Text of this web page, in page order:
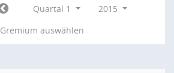
Quartal 1
2015
Gremium auswählen